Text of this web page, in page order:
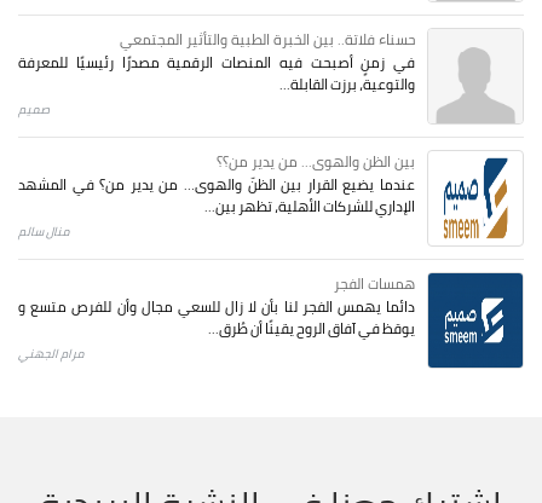
حسناء فلاتة.. بين الخبرة الطبية والتأثير المجتمعي
في زمنٍ أصبحت فيه المنصات الرقمية مصدرًا رئيسيًا للمعرفة
والتوعية، برزت القابلة...
صميم
بين الظن والهوى... من يدير من؟؟
عندما يضيع القرار بين الظنّ والهوى… من يدير من؟ في المشهد
الإداري للشركات الأهلية، تظهر بين...
منال سالم
همسات الفجر
دائما يهمس الفجر لنا بأن لا زال للسعي مجال وأن للفرص متسع و
يوقظ في آفاق الروح يقينًا أن طُرق...
مرام الجهني